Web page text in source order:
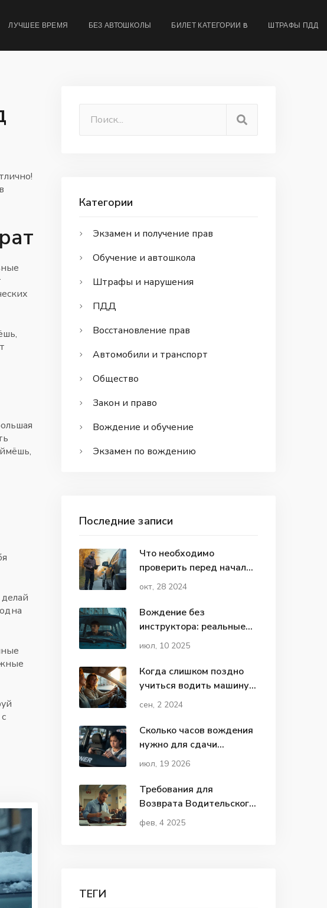
ЛУЧШЕЕ ВРЕМЯ БЕЗ АВТОШКОЛЫ БИЛЕТ КАТЕГОРИИ B ШТРАФЫ ПДД
Категории
Экзамен и получение прав
Обучение и автошкола
Штрафы и нарушения
ПДД
Восстановление прав
Автомобили и транспорт
Общество
Закон и право
Вождение и обучение
Экзамен по вождению
Последние записи
Что необходимо
проверить перед началом
движения автомобиля
окт, 28 2024
Вождение без
инструктора: реальные
риски, советы и законы
июл, 10 2025
Когда слишком поздно
учиться водить машину:
возраст и мифы
сен, 2 2024
Сколько часов вождения
нужно для сдачи
экзамена в ГИБДД:
июл, 19 2026
Требования для
Возврата Водительского
Удостоверения: Чек-лист
и Советы
фев, 4 2025
ТЕГИ